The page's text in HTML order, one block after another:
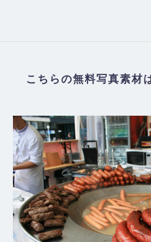
こちらの無料写真素材